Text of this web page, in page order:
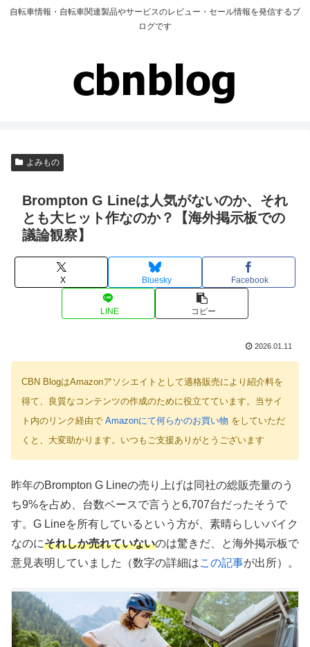
自転車情報・自転車関連製品やサービスのレビュー・セール情報を発信するブ
ログです
よみもの
Brompton G Lineは人気がないのか、それ
とも大ヒット作なのか？【海外掲示板での
議論観察】
X Bluesky Facebook
LINE コピー
2026.01.11
CBN BlogはAmazonアソシエイトとして適格販売により紹介料を
得て、良質なコンテンツの作成のために役立てています。当サイ
ト内のリンク経由で Amazonにて何らかのお買い物 をしていただ
くと、大変助かります。いつもご支援ありがとうございます
昨年のBrompton G Lineの売り上げは同社の総販売量のう
ち9%を占め、台数ベースで言うと6,707台だったそうで
す。G Lineを所有しているという方が、素晴らしいバイク
なのにそれしか売れていないのは驚きだ、と海外掲示板で
意見表明していました（数字の詳細はこの記事が出所）。